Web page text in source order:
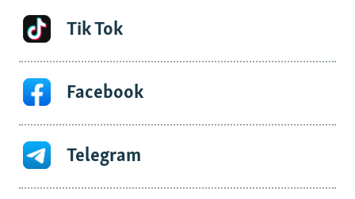
Tik Tok
Facebook
Telegram